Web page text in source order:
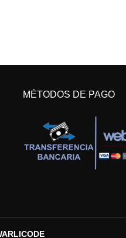
MÉTODOS DE PAGO